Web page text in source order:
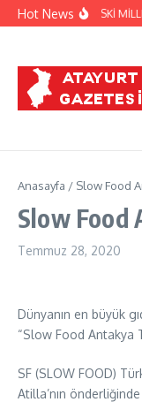
İçeriğe atla
Hot NewsHATAY ESKİ
Anasayfa / Slow Food
Slow Food
Temmuz 28, 2020
Dünyanın en büyük
“Slow Food Antakya
SF (SLOW FOOD)
Atilla’nın